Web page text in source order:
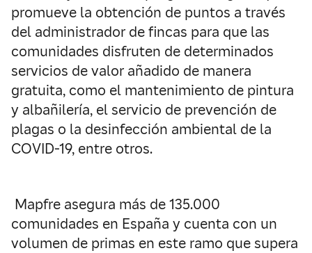
promueve la obtención de puntos a través
del administrador de fincas para que las
comunidades disfruten de determinados
servicios de valor añadido de manera
gratuita, como el mantenimiento de pintura
y albañilería, el servicio de prevención de
plagas o la desinfección ambiental de la
COVID-19, entre otros.
Mapfre asegura más de 135.000
comunidades en España y cuenta con un
volumen de primas en este ramo que supera